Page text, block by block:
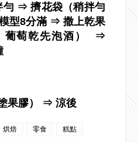
⇒ 擠花袋（稍拌勻
型8分滿 ⇒ 撒上乾果
葡萄乾先泡酒） ⇒
果膠） ⇒ 涼後
烘焙 零食
糕點